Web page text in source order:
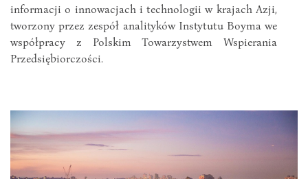
informacji o innowacjach i technologii w krajach Azji,
tworzony przez zespół analityków Instytutu Boyma we
współpracy z Polskim Towarzystwem Wspierania
Przedsiębiorczości.